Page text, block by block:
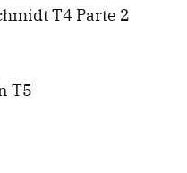
T4 Parte 2
T5